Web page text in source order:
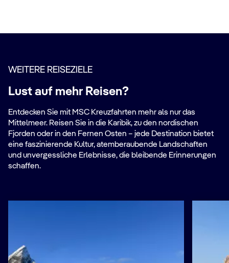
WEITERE REISEZIELE
Lust auf mehr Reisen?
Entdecken Sie mit MSC Kreuzfahrten mehr als nur das
Mittelmeer. Reisen Sie in die Karibik, zu den nordischen
Fjorden oder in den Fernen Osten – jede Destination bietet
eine faszinierende Kultur, atemberaubende Landschaften
und unvergessliche Erlebnisse, die bleibende Erinnerungen
schaffen.